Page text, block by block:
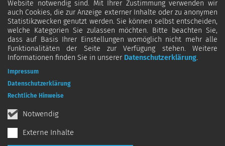
Website notwendig sind. Mit Ihrer Zustimmung verwenden wir
auch Cookies, die zur Anzeige externer Inhalte oder zu anonymen
Statistikzwecken genutzt werden. Sie können selbst entscheiden,
welche Kategorien Sie zulassen möchten. Bitte beachten Sie,
dass auf Basis Ihrer Einstellungen womöglich nicht mehr alle
Funktionalitäten der Seite zur Verfügung stehen. Weitere
Informationen finden Sie in unserer Datenschutzerklärung.
Notwendig
Externe Inhalte
Impressum
Datenschutzerklärung
Rechtliche Hinweise